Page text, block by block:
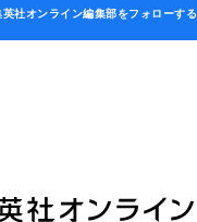
英社オンライン編集部をフォローする